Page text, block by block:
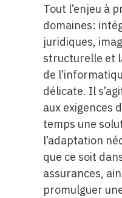
Tout l’enjeu à
domaines:
juridiques,
structurelle et
de
délicate. Il
aux exigences
temps une
l’adaptation
que ce soit
assurances,
promulguer